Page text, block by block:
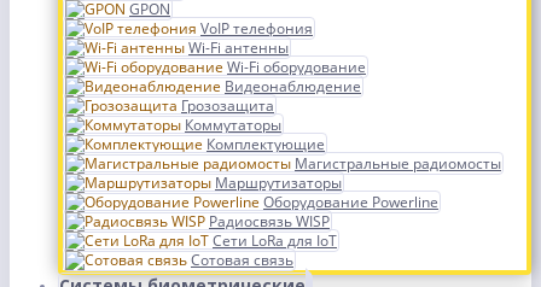
GPON
VoIP телефония
Wi-Fi антенны
Wi-Fi оборудование
Видеонаблюдение
Грозозащита
Коммутаторы
Комплектующие
Магистральные радиомосты
Маршрутизаторы
Оборудование Powerline
Радиосвязь WISP
Сети LoRa для IoT
Сотовая связь